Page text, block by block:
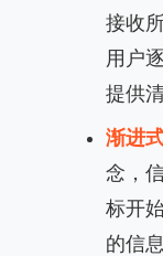
接收
用户
提供
渐进
念，
标开
的信